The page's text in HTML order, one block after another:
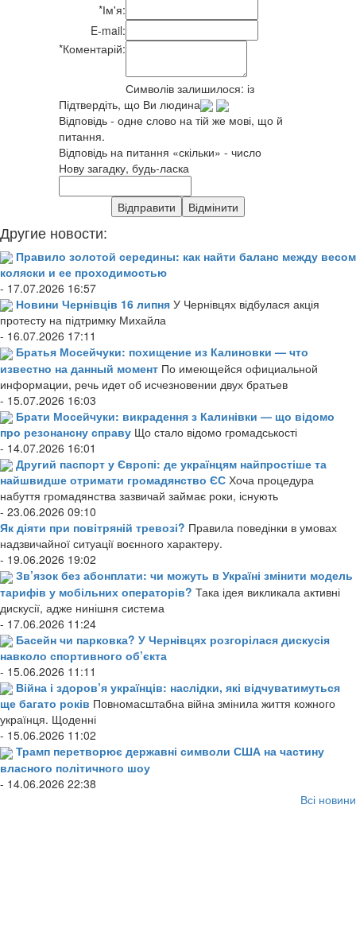
*Ім'я:
E-mail:
*Коментарій:
Символів залишилося: із
Підтвердіть, що Ви людина
Відповідь - одне слово на тій же мові, що й
питання.
Відповідь на питання «скільки» - число
Нову загадку, будь-ласка
Другие новости:
Правило золотой середины: как найти баланс между весом
коляски и ее проходимостью
- 17.07.2026 16:57
Новини Чернівців 16 липня У Чернівцях відбулася акція
протесту на підтримку Михайла
- 16.07.2026 17:11
Братья Мосейчуки: похищение из Калиновки — что
известно на данный момент По имеющейся официальной
информации, речь идет об исчезновении двух братьев
- 15.07.2026 16:03
Брати Мосейчуки: викрадення з Калинівки — що відомо
про резонансну справу Що стало відомо громадськості
- 14.07.2026 16:01
Другий паспорт у Європі: де українцям найпростіше та
найшвидше отримати громадянство ЄС Хоча процедура
набуття громадянства зазвичай займає роки, існують
- 23.06.2026 09:10
Як діяти при повітряній тревозі? Правила поведінки в умовах
надзвичайної ситуації воєнного характеру.
- 19.06.2026 19:02
Зв’язок без абонплати: чи можуть в Україні змінити модель
тарифів у мобільних операторів? Така ідея викликала активні
дискусії, адже нинішня система
- 17.06.2026 11:24
Басейн чи парковка? У Чернівцях розгорілася дискусія
навколо спортивного об’єкта
- 15.06.2026 11:11
Війна і здоров’я українців: наслідки, які відчуватимуться
ще багато років Повномасштабна війна змінила життя кожного
українця. Щоденні
- 15.06.2026 11:02
Трамп перетворює державні символи США на частину
власного політичного шоу
- 14.06.2026 22:38
Всі новини